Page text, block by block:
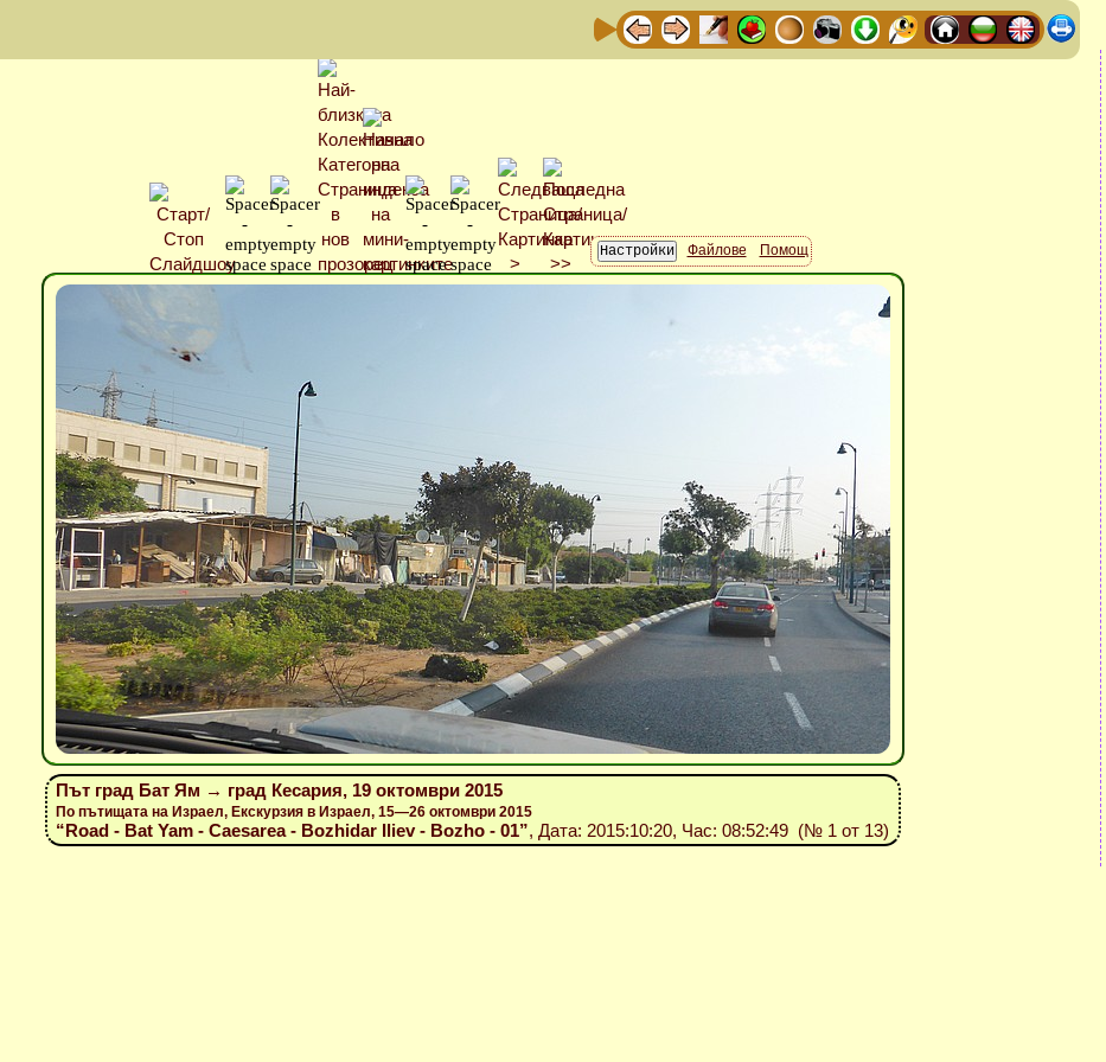
Файлове
Помощ
Път град Бат Ям → град Кесария, 19 октомври 2015
По пътищата на Израел, Екскурзия в Израел, 15—26 октомври 2015
“Road - Bat Yam - Caesarea - Bozhidar Iliev - Bozho - 01”, Дата: 2015:10:20, Час: 08:52:49 (№ 1 от 13)